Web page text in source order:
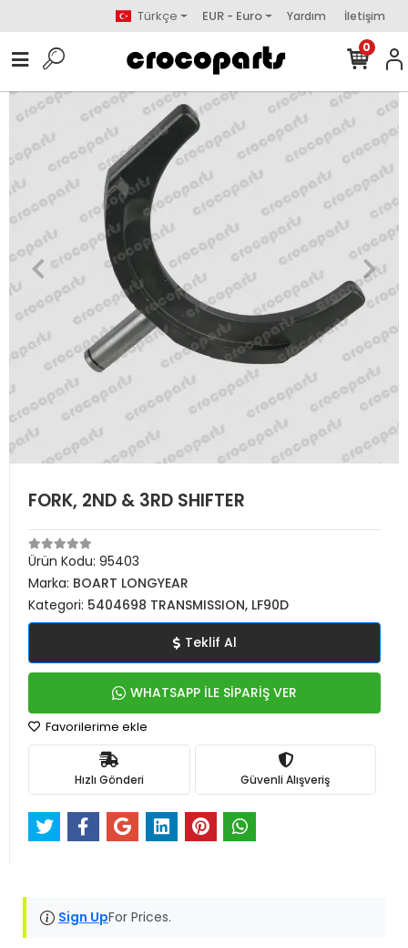
Türkçe EUR - Euro Yardım İletişim
0
FORK, 2ND & 3RD SHIFTER
Ürün Kodu: 95403
Marka: BOART LONGYEAR
Kategori: 5404698 TRANSMISSION, LF90D
Teklif Al
WHATSAPP İLE SİPARİŞ VER
Favorilerime ekle
Hızlı Gönderi Güvenli Alışveriş
Sign UpFor Prices.